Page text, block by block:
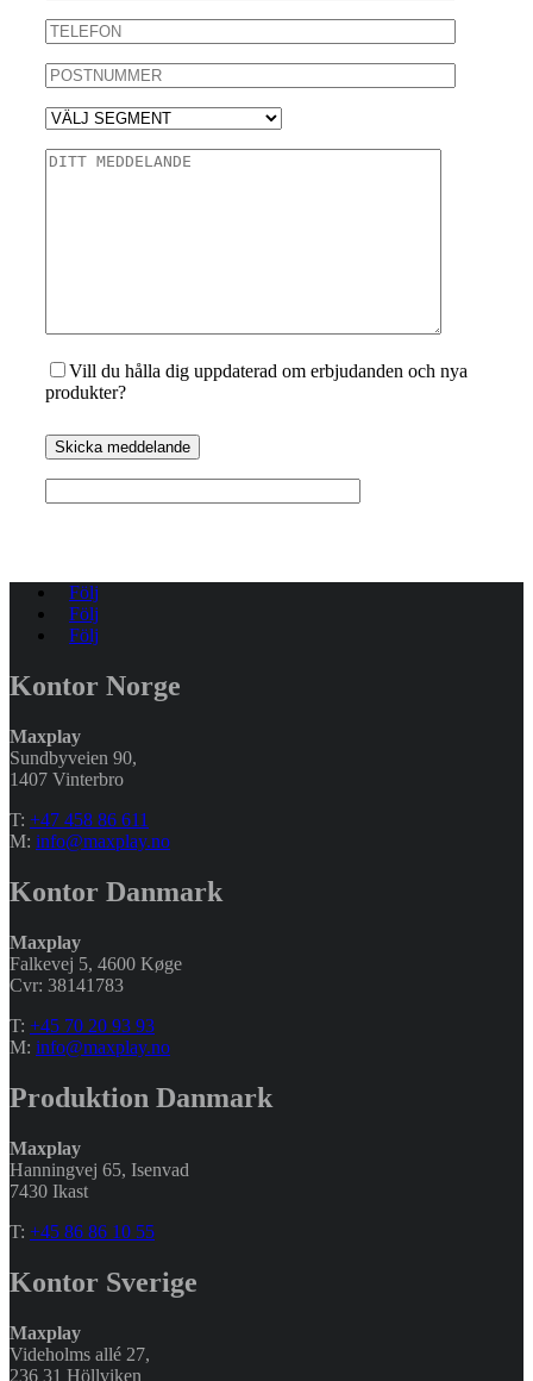
Vill du hålla dig uppdaterad om erbjudanden och nya
produkter?
Skicka meddelande
Följ
Följ
Följ
Kontor Norge
Maxplay
Sundbyveien 90,
1407 Vinterbro
T: +47 458 86 611
M: info@maxplay.no
Kontor Danmark
Maxplay
Falkevej 5, 4600 Køge
Cvr: 38141783
T: +45 70 20 93 93
M: info@maxplay.no
Produktion Danmark
Maxplay
Hanningvej 65, Isenvad
7430 Ikast
T: +45 86 86 10 55
Kontor Sverige
Maxplay
Videholms allé 27,
236 31 Höllviken